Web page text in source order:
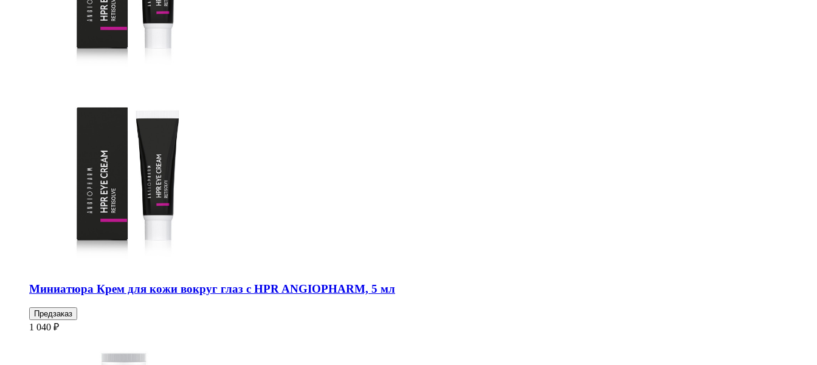
Миниатюра Крем для кожи вокруг глаз с HPR ANGIOPHARM, 5 мл
Предзаказ
1 040 ₽